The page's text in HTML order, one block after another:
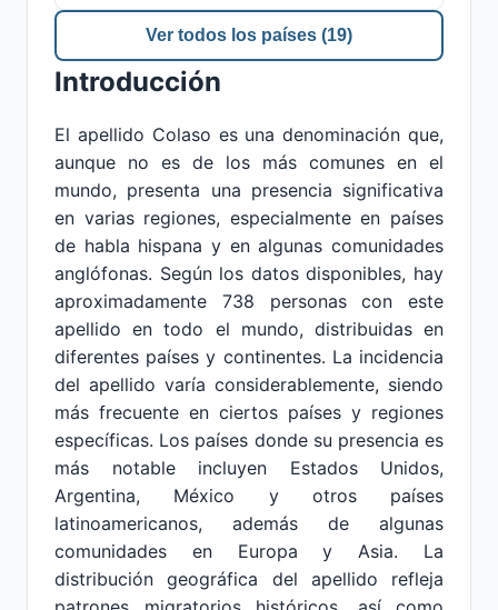
Ver todos los países (19)
Introducción
El apellido Colaso es una denominación que,
aunque no es de los más comunes en el
mundo, presenta una presencia significativa
en varias regiones, especialmente en países
de habla hispana y en algunas comunidades
anglófonas. Según los datos disponibles, hay
aproximadamente 738 personas con este
apellido en todo el mundo, distribuidas en
diferentes países y continentes. La incidencia
del apellido varía considerablemente, siendo
más frecuente en ciertos países y regiones
específicas. Los países donde su presencia es
más notable incluyen Estados Unidos,
Argentina, México y otros países
latinoamericanos, además de algunas
comunidades en Europa y Asia. La
distribución geográfica del apellido refleja